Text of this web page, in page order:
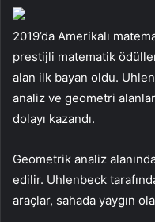
2019’da Amerikalı
prestijli matematik
alan ilk bayan oldu.
analiz ve geometri
dolayı kazandı.
Geometrik analiz
edilir. Uhlenbeck
araçlar, sahada yaygın